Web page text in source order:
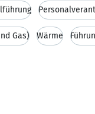
Gas) Wärme